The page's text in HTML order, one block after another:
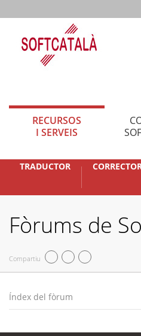
RECURSOS
I SERVEIS
TRADUCTOR
Fòrums de
Compartiu
Índex del fòrum